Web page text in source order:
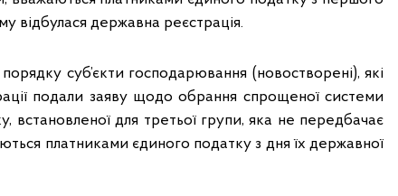
відбулася державна реєстрація.
суб’єкти господарювання (новостворені), які
подали заяву щодо обрання спрощеної системи
встановленої для третьої групи, яка не передбачає
платниками єдиного податку з дня їх державної